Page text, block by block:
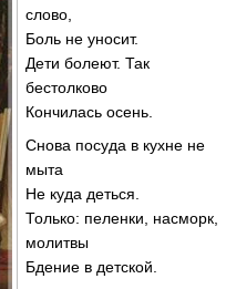
слово,
Боль не уносит.
Дети болеют. Так
бестолково
Кончилась осень.
Снова посуда в кухне не
мыта
Не куда деться.
Только: пеленки, насморк,
молитвы
Бдение в детской.